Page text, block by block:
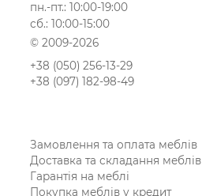
пн.-пт.: 10:00-19:00
сб.: 10:00-15:00
© 2009-2026
+38 (050) 256-13-29
+38 (097) 182-98-49
Замовлення та оплата меблів
Доставка та складання меблів
Гарантія на меблі
Покупка меблів у кредит